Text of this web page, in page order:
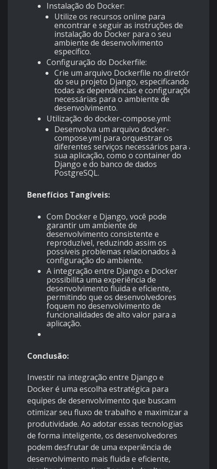
Instalação do Docker:
Utilize os recursos online para
encontrar e seguir as instruções de
instalação do Docker para o seu
ambiente de desenvolvimento
específico.
Configuração do Dockerfile:
Crie um arquivo Dockerfile no diretório
do seu projeto Django, especificando
todas as dependências e configurações
necessárias para o ambiente de
desenvolvimento.
Utilização do docker-compose.yml:
Desenvolva um arquivo docker-
compose.yml para orquestrar os
diferentes serviços necessários para a
sua aplicação, como o container do
Django e do banco de dados
PostgreSQL.
Benefícios Tangíveis:
Com Docker e Django, você pode
garantir um ambiente de
desenvolvimento consistente e
reproduzível, reduzindo assim os
possíveis problemas relacionados à
configuração do ambiente.
A integração entre Django e Docker
possibilita uma experiência de
desenvolvimento fluida e eficiente,
permitindo que os desenvolvedores
foquem no desenvolvimento de
funcionalidades de alto valor para a
aplicação.
Conclusão:
Investir na integração entre Django e
Docker é uma escolha estratégica para
equipes de desenvolvimento que buscam
otimizar seu fluxo de trabalho e maximizar a
produtividade. Ao adotar essas tecnologias
de forma inteligente, os desenvolvedores
podem desfrutar de uma experiência de
desenvolvimento mais fluida e eficiente,